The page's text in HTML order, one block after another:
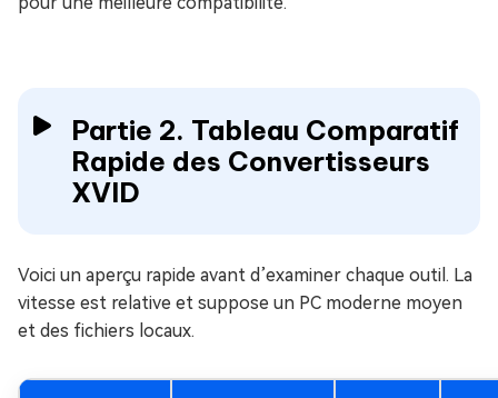
Partie 2. Tableau Comparatif
Rapide des Convertisseurs
XVID
Voici un aperçu rapide avant d’examiner chaque outil. La
vitesse est relative et suppose un PC moderne moyen
et des fichiers locaux.